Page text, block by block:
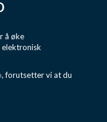
å øke
elektronisk
, forutsetter vi at du